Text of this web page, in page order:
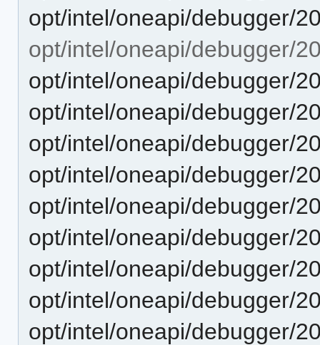
opt/intel/oneapi/debugger/
opt/intel/oneapi/debugger/
opt/intel/oneapi/debugger/
opt/intel/oneapi/debugger/
opt/intel/oneapi/debugger/
opt/intel/oneapi/debugger/
opt/intel/oneapi/debugger/
opt/intel/oneapi/debugger/
opt/intel/oneapi/debugger/
opt/intel/oneapi/debugger/
opt/intel/oneapi/debugger/